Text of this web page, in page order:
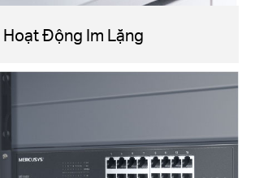
Hoạt Động Im Lặng